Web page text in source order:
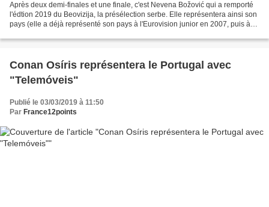
Après deux demi-finales et une finale, c'est Nevena Božović qui a remporté
l'édtion 2019 du Beovizija, la présélection serbe. Elle représentera ainsi son
pays (elle a déjà représenté son pays à l'Eurovision junior en 2007, puis à
Conan Osíris représentera le Portugal avec
"Telemóveis"
Publié le 03/03/2019 à 11:50
Par France12points